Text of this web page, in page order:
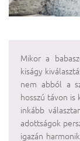
Mikor a
kiságy
nem abból a
hosszú távon is
inkább
adottságok
igazán